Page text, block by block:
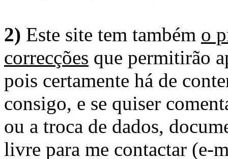
2) Este site tem também o
correcções que permitirão
pois certamente há de
consigo, e se quiser
ou a troca de dados,
livre para me contactar (e-